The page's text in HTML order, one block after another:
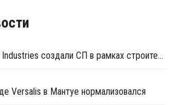
Oriental и Guangzhou Industries создали СП в рамках строительства производства АКН и АБС в Китае
Versalis в Мантуе нормализовался